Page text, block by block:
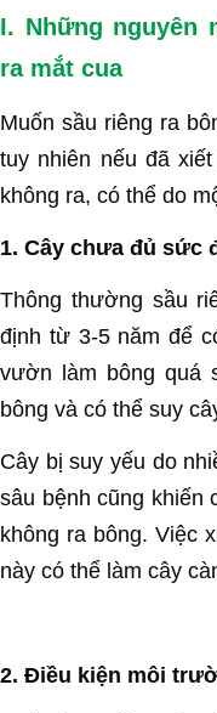
I. Những nguyên
ra mắt cua
Muốn sầu riêng ra
tuy nhiên nếu đã
không ra, có thể do
1. Cây chưa đủ sức
Thông thường sầu
định từ 3-5 năm để
vườn làm bông quá
bông và có thể suy
Cây bị suy yếu do
sâu bệnh cũng khiến
không ra bông. Việc
này có thể làm cây
2. Điều kiện môi